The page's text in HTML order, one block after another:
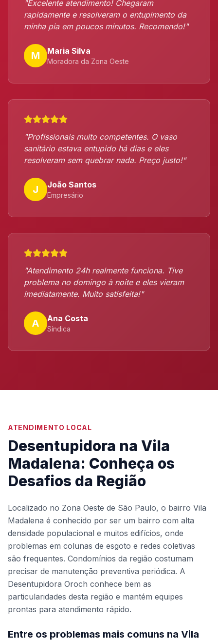
"Excelente atendimento! Chegaram
rapidamente e resolveram o entupimento da
minha pia em poucos minutos. Recomendo!"
M Maria Silva
Moradora da Zona Oeste
"Profissionais muito competentes. O vaso
sanitário estava entupido há dias e eles
resolveram sem quebrar nada. Preço justo!"
J João Santos
Empresário
"Atendimento 24h realmente funciona. Tive
problema no domingo à noite e eles vieram
imediatamente. Muito satisfeita!"
A Ana Costa
Síndica
ATENDIMENTO LOCAL
Desentupidora na Vila
Madalena: Conheça os
Desafios da Região
Localizado no Zona Oeste de São Paulo, o bairro Vila
Madalena é conhecido por ser um bairro com alta
densidade populacional e muitos edifícios, onde
problemas em colunas de esgoto e redes coletivas
são frequentes. Condomínios da região costumam
precisar de manutenção preventiva periódica. A
Desentupidora Oroch conhece bem as
particularidades desta região e mantém equipes
prontas para atendimento rápido.
Entre os problemas mais comuns na Vila